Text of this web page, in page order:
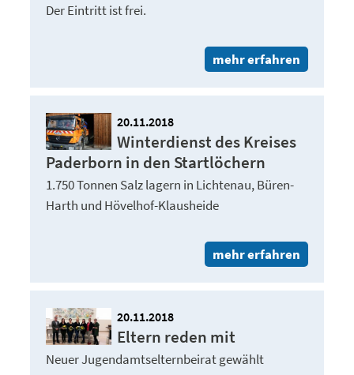
Der Eintritt ist frei.
mehr erfahren
20.11.2018
Winterdienst des Kreises
Paderborn in den Startlöchern
1.750 Tonnen Salz lagern in Lichtenau, Büren-
Harth und Hövelhof-Klausheide
mehr erfahren
20.11.2018
Eltern reden mit
Neuer Jugendamtselternbeirat gewählt